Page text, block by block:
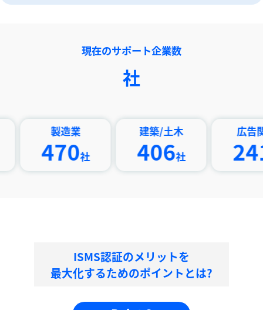
現在のサポート企業数
社
470社
建築/土木
406社
広告関連
241社
ISMS認証のメリットを
最大化するためのポイントとは?